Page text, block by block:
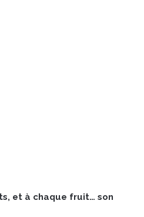
et à chaque fruit… son